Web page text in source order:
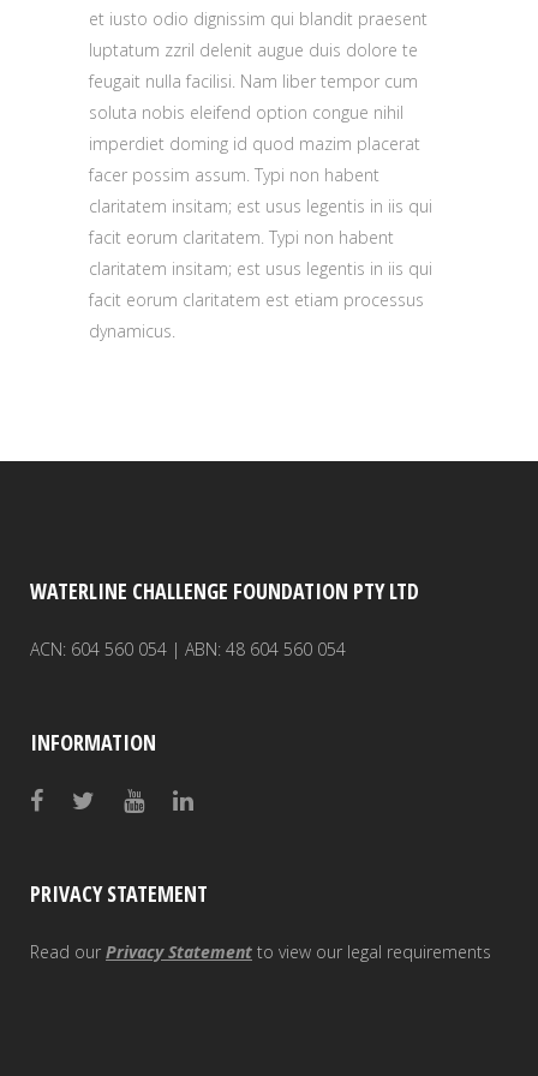
et iusto odio dignissim qui blandit praesent
luptatum zzril delenit augue duis dolore te
feugait nulla facilisi. Nam liber tempor cum
soluta nobis eleifend option congue nihil
imperdiet doming id quod mazim placerat
facer possim assum. Typi non habent
claritatem insitam; est usus legentis in iis qui
facit eorum claritatem. Typi non habent
claritatem insitam; est usus legentis in iis qui
facit eorum claritatem est etiam processus
dynamicus.
WATERLINE CHALLENGE FOUNDATION PTY LTD
ACN: 604 560 054 | ABN: 48 604 560 054
INFORMATION
PRIVACY STATEMENT
Read our Privacy Statement to view our legal requirements